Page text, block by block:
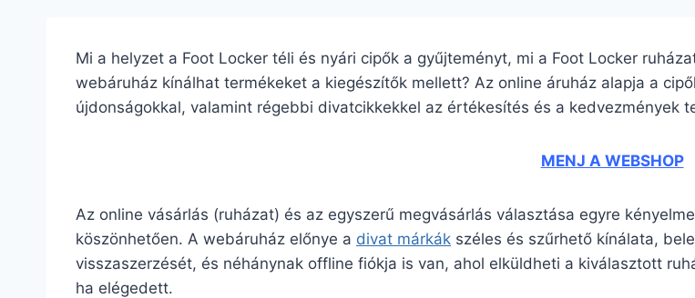
Mi a helyzet a Foot Locker téli és nyári cipők a gyűjteményt, mi a Foot Locker
webáruház kínálhat termékeket a kiegészítők mellett? Az online áruház alapja a
újdonságokkal, valamint régebbi divatcikkekkel az értékesítés és a kedvezmények
MENJ A WEBSHOP
Az online vásárlás (ruházat) és az egyszerű megvásárlás választása egyre
köszönhetően. A webáruház előnye a divat márkák széles és szűrhető kínálata,
visszaszerzését, és néhánynak offline fiókja is van, ahol elküldheti a kiválasztott
ha elégedett.